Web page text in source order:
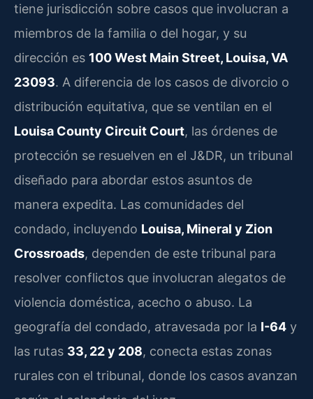
tiene jurisdicción sobre casos que involucran a
miembros de la familia o del hogar, y su
dirección es 100 West Main Street, Louisa, VA
23093. A diferencia de los casos de divorcio o
distribución equitativa, que se ventilan en el
Louisa County Circuit Court, las órdenes de
protección se resuelven en el J&DR, un tribunal
diseñado para abordar estos asuntos de
manera expedita. Las comunidades del
condado, incluyendo Louisa, Mineral y Zion
Crossroads, dependen de este tribunal para
resolver conflictos que involucran alegatos de
violencia doméstica, acecho o abuso. La
geografía del condado, atravesada por la I-64 y
las rutas 33, 22 y 208, conecta estas zonas
rurales con el tribunal, donde los casos avanzan